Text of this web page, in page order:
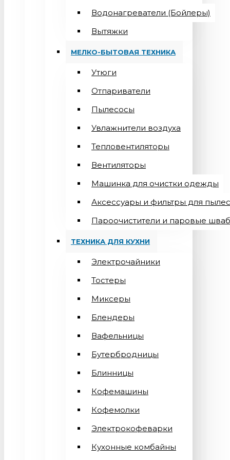
Водонагреватели (Бойлеры)
Вытяжки
МЕЛКО-БЫТОВАЯ ТЕХНИКА
Утюги
Отпариватели
Пылесосы
Увлажнители воздуха
Тепловентиляторы
Вентиляторы
Машинка для очистки одежды
Аксессуары и фильтры для
Пароочистители и паровые
ТЕХНИКА ДЛЯ КУХНИ
Электрочайники
Тостеры
Миксеры
Блендеры
Вафельницы
Бутербродницы
Блинницы
Кофемашины
Кофемолки
Электрокофеварки
Кухонные комбайны